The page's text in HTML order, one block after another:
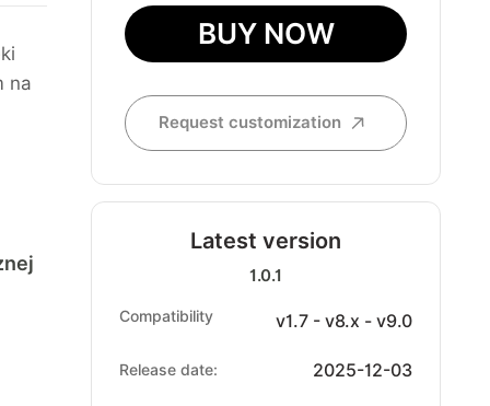
na
BUY NOW
Request customization
Latest version
1.0.1
Compatibility v1.7 - v8.x - v9.0
Release date: 2025-12-03